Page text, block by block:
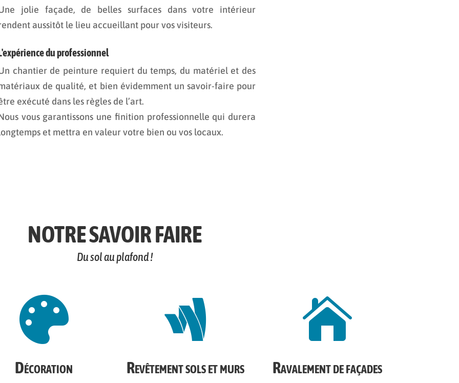
jolie façade, de belles surfaces dans votre intérieur
aussitôt le lieu accueillant pour vos visiteurs.
du professionnel
chantier de peinture requiert du temps, du matériel et des
de qualité, et bien évidemment un savoir-faire pour
exécuté dans les règles de l’art.
vous garantissons une finition professionnelle qui durera
et mettra en valeur votre bien ou vos locaux.
NOTRE SAVOIR FAIRE
Du sol au plafond !

Décoration

Revêtement sols et murs

Ravalement de façades